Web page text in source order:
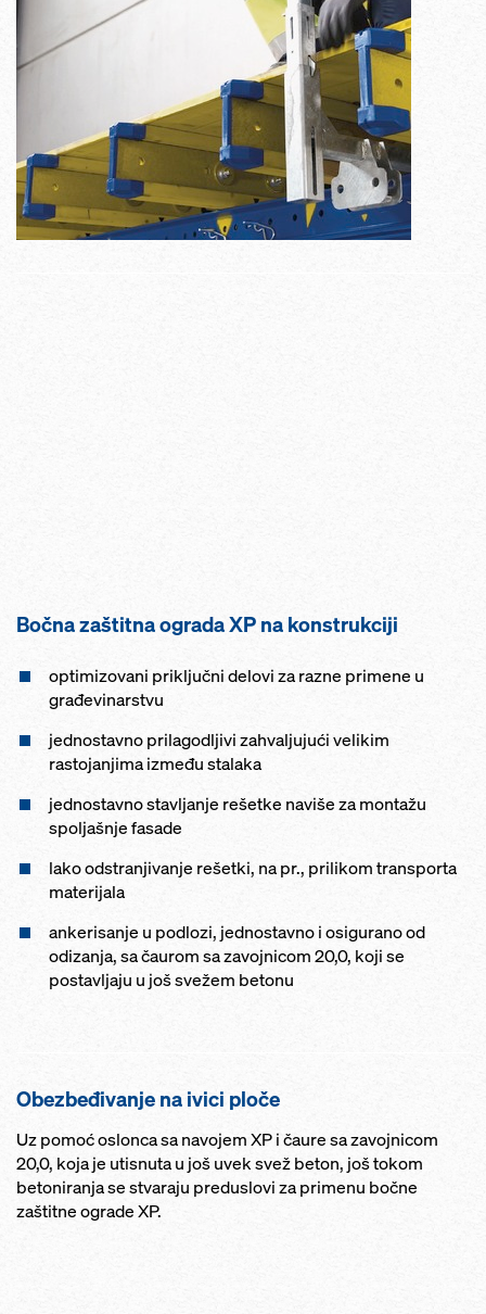
Bočna zaštitna ograda XP na konstrukciji
optimizovani priključni delovi za razne primene u
građevinarstvu
jednostavno prilagodljivi zahvaljujući velikim
rastojanjima između stalaka
jednostavno stavljanje rešetke naviše za montažu
spoljašnje fasade
lako odstranjivanje rešetki, na pr., prilikom transporta
materijala
ankerisanje u podlozi, jednostavno i osigurano od
odizanja, sa čaurom sa zavojnicom 20,0, koji se
postavljaju u još svežem betonu
Obezbeđivanje na ivici ploče
Uz pomoć oslonca sa navojem XP i čaure sa zavojnicom
20,0, koja je utisnuta u još uvek svež beton, još tokom
betoniranja se stvaraju preduslovi za primenu bočne
zaštitne ograde XP.